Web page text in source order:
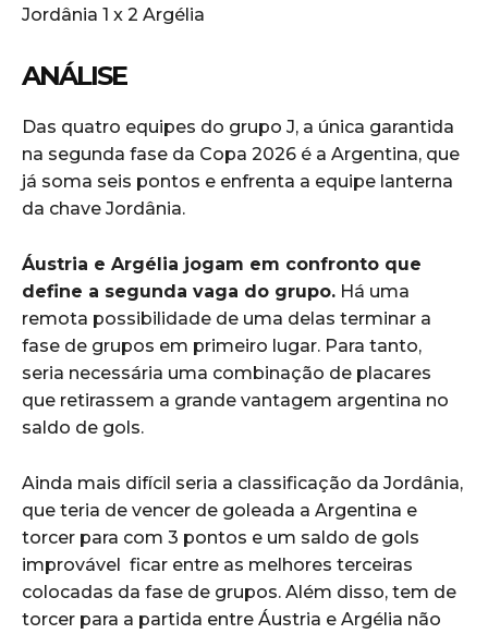
Jordânia 1 x 2 Argélia
ANÁLISE
Das quatro equipes do grupo J, a única garantida
na segunda fase da Copa 2026 é a Argentina, que
já soma seis pontos e enfrenta a equipe lanterna
da chave Jordânia.
Áustria e Argélia jogam em confronto que
define a segunda vaga do grupo. Há uma
remota possibilidade de uma delas terminar a
fase de grupos em primeiro lugar. Para tanto,
seria necessária uma combinação de placares
que retirassem a grande vantagem argentina no
saldo de gols.
Ainda mais difícil seria a classificação da Jordânia,
que teria de vencer de goleada a Argentina e
torcer para com 3 pontos e um saldo de gols
improvável ficar entre as melhores terceiras
colocadas da fase de grupos. Além disso, tem de
torcer para a partida entre Áustria e Argélia não